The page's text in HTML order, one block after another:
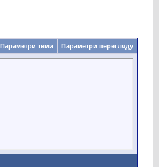
Параметри теми Параметри перегляду